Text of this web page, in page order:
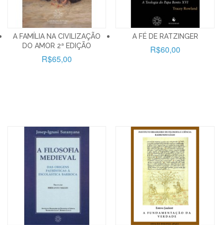
A FAMÍLIA NA CIVILIZAÇÃO
DO AMOR 2ª EDIÇÃO
R$65,00
A FÉ DE RATZINGER
R$60,00